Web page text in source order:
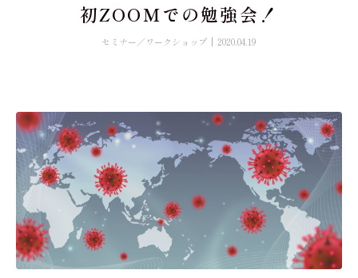
初ZOOMでの勉強会！
セミナー／ワークショップ 2020.04.19